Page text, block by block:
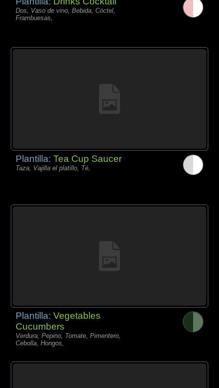
Dos, Vaso de vino, Bebida, Cóctel,
Frambuesas,
Plantilla:Tea Cup Saucer
Taza, Vajilla el platillo, Té,
Plantilla:Vegetables
Cucumbers
Verdura, Pepino, Tomate, Pimentero,
Cebolla, Hongos,